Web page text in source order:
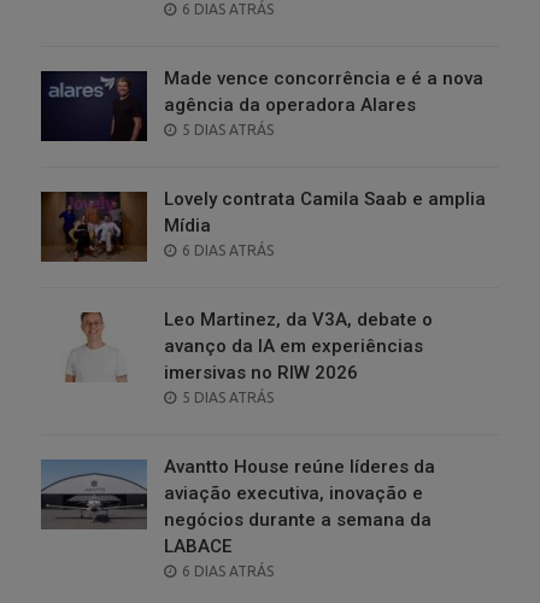
POSTED
6 DIAS ATRÁS
Made vence concorrência e é a nova
agência da operadora Alares
POSTED
5 DIAS ATRÁS
Lovely contrata Camila Saab e amplia
Mídia
POSTED
6 DIAS ATRÁS
Leo Martinez, da V3A, debate o
avanço da IA em experiências
imersivas no RIW 2026
POSTED
5 DIAS ATRÁS
Avantto House reúne líderes da
aviação executiva, inovação e
negócios durante a semana da
LABACE
POSTED
6 DIAS ATRÁS